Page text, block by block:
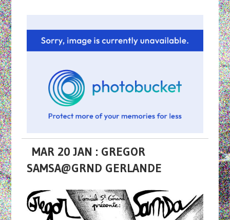
MAR 20 JAN : GREGOR
SAMSA@GRND GERLANDE